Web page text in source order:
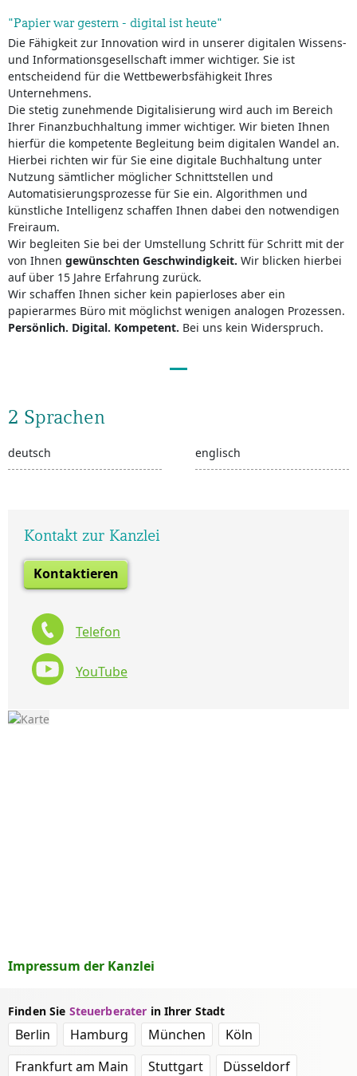
"Papier war gestern - digital ist heute"
Die Fähigkeit zur Innovation wird in unserer digitalen Wissens-
und Informationsgesellschaft immer wichtiger. Sie ist
entscheidend für die Wettbewerbsfähigkeit Ihres
Unternehmens.
Die stetig zunehmende Digitalisierung wird auch im Bereich
Ihrer Finanzbuchhaltung immer wichtiger. Wir bieten Ihnen
hierfür die kompetente Begleitung beim digitalen Wandel an.
Hierbei richten wir für Sie eine digitale Buchhaltung unter
Nutzung sämtlicher möglicher Schnittstellen und
Automatisierungsprozesse für Sie ein. Algorithmen und
künstliche Intelligenz schaffen Ihnen dabei den notwendigen
Freiraum.
Wir begleiten Sie bei der Umstellung Schritt für Schritt mit der
von Ihnen gewünschten Geschwindigkeit. Wir blicken hierbei
auf über 15 Jahre Erfahrung zurück.
Wir schaffen Ihnen sicher kein papierloses aber ein
papierarmes Büro mit möglichst wenigen analogen Prozessen.
Persönlich. Digital. Kompetent. Bei uns kein Widerspruch.
2 Sprachen
deutsch englisch
Kontakt zur Kanzlei
Kontaktieren
Telefon
YouTube
Impressum der Kanzlei
Finden Sie Steuerberater in Ihrer Stadt
Berlin Hamburg München
Köln
Frankfurt am Main
Stuttgart
Düsseldorf